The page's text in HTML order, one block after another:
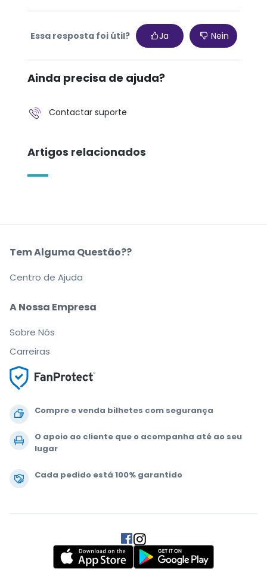
Essa resposta foi útil? Ja Nein
Ainda precisa de ajuda?
Contactar suporte
Artigos relacionados
Compre e venda bilhetes com segurança
O apoio ao cliente que o acompanha até ao seu
lugar
Cada pedido está 100% garantido
A Nossa Empresa
Sobre Nós
Carreiras
Tem Alguma Questão??
Centro de Ajuda
.
.
.